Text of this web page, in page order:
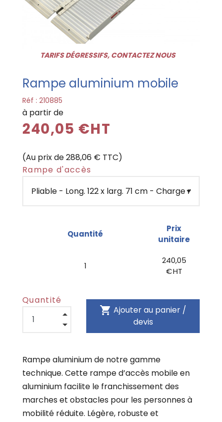
TARIFS DÉGRESSIFS, CONTACTEZ NOUS
Rampe aluminium mobile
Réf : 210885
à partir de
240,05 €HT
(Au prix de 288,06 € TTC)
Rampe d'accès
Quantité
Prix
unitaire
1
240,05
€ HT
Quantité
shopping_cart Ajouter au panier /
devis
Rampe aluminium de notre gamme
technique. Cette rampe d’accès mobile en
aluminium facilite le franchissement des
marches et obstacles pour les personnes à
mobilité réduite. Légère, robuste et